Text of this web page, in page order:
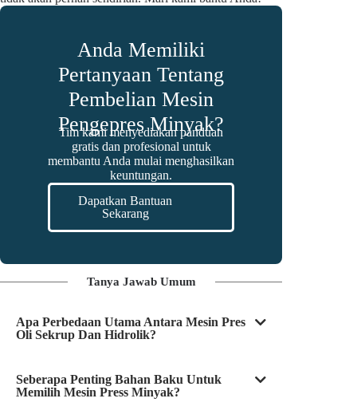
Anda Memiliki
Pertanyaan Tentang
Pembelian Mesin
Pengepres Minyak?
Tim kami menyediakan panduan
gratis dan profesional untuk
membantu Anda mulai menghasilkan
keuntungan.
Dapatkan Bantuan
Sekarang
Tanya Jawab Umum
Apa Perbedaan Utama Antara Mesin Pres
Oli Sekrup Dan Hidrolik?
Seberapa Penting Bahan Baku Untuk
Memilih Mesin Press Minyak?